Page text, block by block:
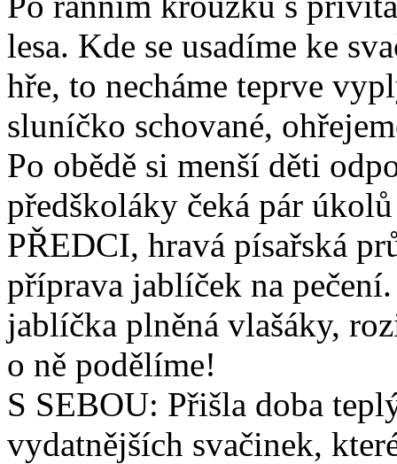
lesa. Kde se usadíme ke
hře, to necháme teprve
sluníčko schované,
Po obědě si menší děti
předškoláky čeká pár
PŘEDCI, hravá písařská
příprava jablíček na
jablíčka plněná vlašáky,
o ně podělíme!
S SEBOU: Přišla doba
vydatnějších svačinek,